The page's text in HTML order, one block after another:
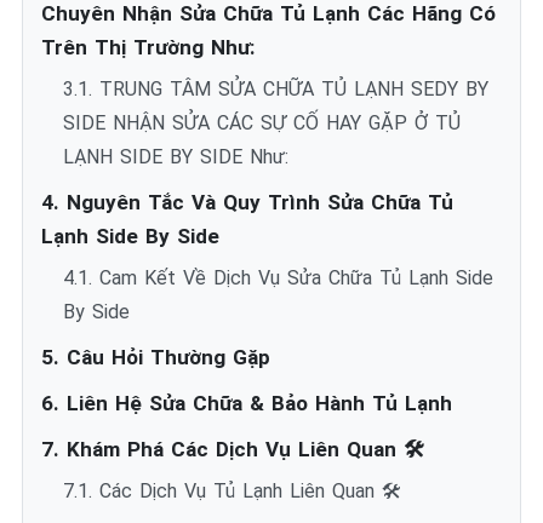
Chuyên Nhận Sửa Chữa Tủ Lạnh Các Hãng Có
Trên Thị Trường Như:
3.1. TRUNG TÂM SỬA CHỮA TỦ LẠNH SEDY BY
SIDE NHẬN SỬA CÁC SỰ CỐ HAY GẶP Ở TỦ
LẠNH SIDE BY SIDE Như:
4. Nguyên Tắc Và Quy Trình Sửa Chữa Tủ
Lạnh Side By Side
4.1. Cam Kết Về Dịch Vụ Sửa Chữa Tủ Lạnh Side
By Side
5. Câu Hỏi Thường Gặp
6. Liên Hệ Sửa Chữa & Bảo Hành Tủ Lạnh
7. Khám Phá Các Dịch Vụ Liên Quan 🛠️
7.1. Các Dịch Vụ Tủ Lạnh Liên Quan 🛠️